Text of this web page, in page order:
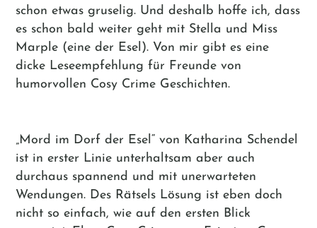
schon etwas gruselig. Und deshalb hoffe ich, dass
es schon bald weiter geht mit Stella und Miss
Marple (eine der Esel). Von mir gibt es eine
dicke Leseempfehlung für Freunde von
humorvollen Cosy Crime Geschichten.
„Mord im Dorf der Esel“ von Katharina Schendel
ist in erster Linie unterhaltsam aber auch
durchaus spannend und mit unerwarteten
Wendungen. Des Rätsels Lösung ist eben doch
nicht so einfach, wie auf den ersten Blick